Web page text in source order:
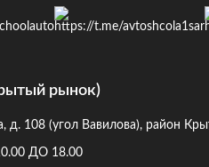
рынок)
д. 108 (угол Вавилова), район
ДО 18.00